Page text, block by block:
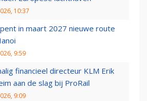
10:37
in maart 2027 nieuwe route
9:59
financieel directeur KLM Erik
aan de slag bij ProRail
9:09